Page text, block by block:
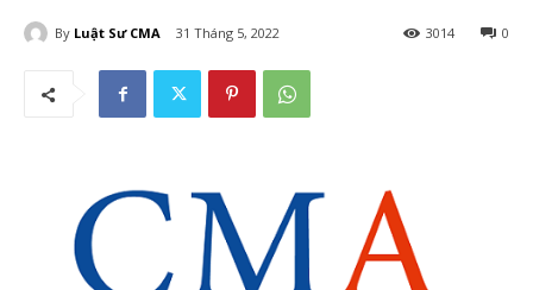
By Luật Sư CMA 31 Tháng 5, 2022 0
3014